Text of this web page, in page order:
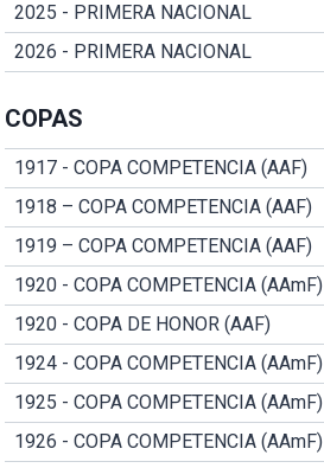
2025 - PRIMERA NACIONAL
2026 - PRIMERA NACIONAL
COPAS
1917 - COPA COMPETENCIA (AAF)
1918 – COPA COMPETENCIA (AAF)
1919 – COPA COMPETENCIA (AAF)
1920 - COPA COMPETENCIA (AAmF)
1920 - COPA DE HONOR (AAF)
1924 - COPA COMPETENCIA (AAmF)
1925 - COPA COMPETENCIA (AAmF)
1926 - COPA COMPETENCIA (AAmF)